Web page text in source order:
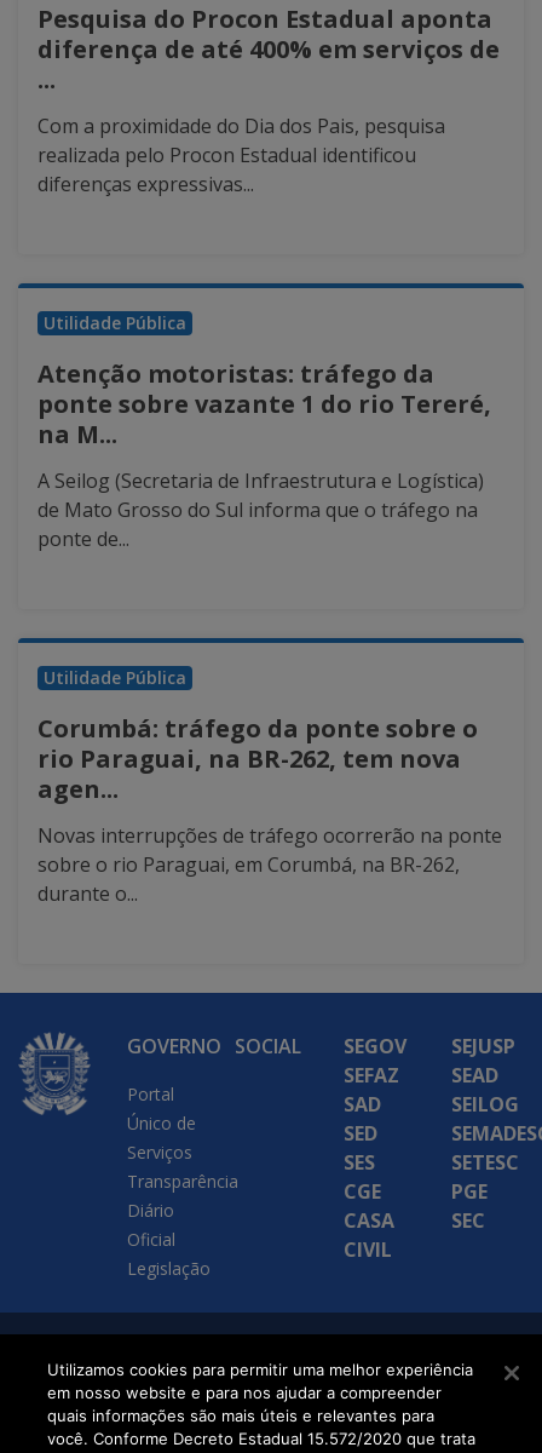
Pesquisa do Procon Estadual aponta
diferença de até 400% em serviços de
...
Com a proximidade do Dia dos Pais, pesquisa
realizada pelo Procon Estadual identificou
diferenças expressivas...
Utilidade Pública
Atenção motoristas: tráfego da
ponte sobre vazante 1 do rio Tereré,
na M...
A Seilog (Secretaria de Infraestrutura e Logística)
de Mato Grosso do Sul informa que o tráfego na
ponte de...
Utilidade Pública
Corumbá: tráfego da ponte sobre o
rio Paraguai, na BR-262, tem nova
agen...
Novas interrupções de tráfego ocorrerão na ponte
sobre o rio Paraguai, em Corumbá, na BR-262,
durante o...
GOVERNO
Portal
Único de
Serviços
Transparência
Diário
Oficial
Legislação
SOCIAL
SEGOV
SEFAZ
SAD
SED
SES
CGE
CASA
CIVIL
SEJUSP
SEAD
SEILOG
SETESC
PGE
SEC
SETDIG | Secretaria-
Executiva de
Transformação Digital
Utilizamos cookies para permitir uma melhor experiência
em nosso website e para nos ajudar a compreender
quais informações são mais úteis e relevantes para
você. Conforme Decreto Estadual 15.572/2020 que trata